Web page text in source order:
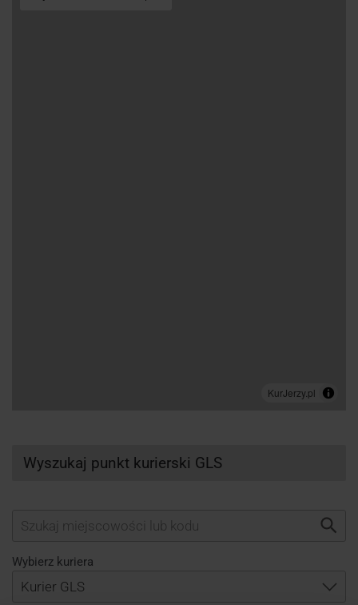
Wyszukaj punkt kurierski GLS
Wybierz kuriera